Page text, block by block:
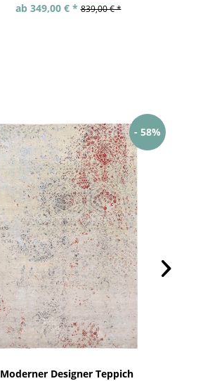
ab 349,00 € * 839,00 € *
- 58%
Moderner Designer Teppich